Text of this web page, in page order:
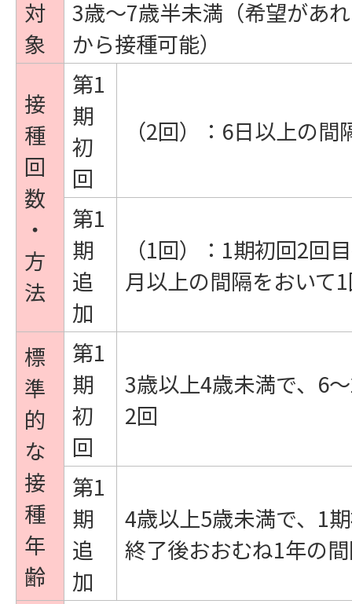
対
象
3歳～7歳半未満（希望があ
から接種可能）
接
種
回
数
・
方
法
第1
期
初
回
（2回）：6日以上の
第1
期
追
加
（1回）：1期初回2回
月以上の間隔をおいて
標
準
的
な
接
種
年
齢
第1
期
初
回
3歳以上4歳未満で、6
2回
第1
期
追
加
4歳以上5歳未満で、1
終了後おおむね1年の